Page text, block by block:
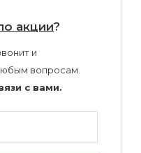
акции?
и
вопросам.
с вами.